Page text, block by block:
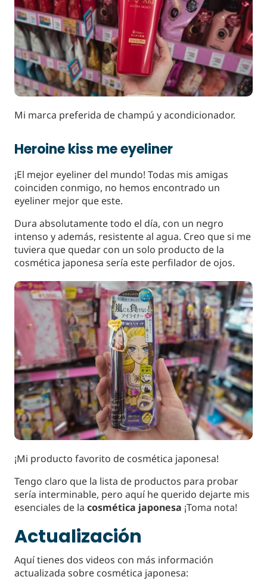
Mi marca preferida de champú y acondicionador.
Heroine kiss me eyeliner
¡El mejor eyeliner del mundo! Todas mis amigas
coinciden conmigo, no hemos encontrado un
eyeliner mejor que este.
Dura absolutamente todo el día, con un negro
intenso y además, resistente al agua. Creo que si me
tuviera que quedar con un solo producto de la
cosmética japonesa sería este perfilador de ojos.
¡Mi producto favorito de cosmética japonesa!
Tengo claro que la lista de productos para probar
sería interminable, pero aquí he querido dejarte mis
esenciales de la cosmética japonesa ¡Toma nota!
Actualización
Aquí tienes dos videos con más información
actualizada sobre cosmética japonesa: